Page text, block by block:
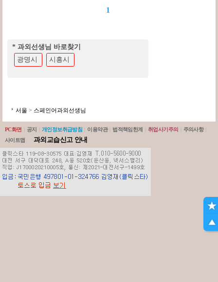
1
* 과외선생님 바로찾기
광명시
시흥시
서울 > 스페인어과외선생님
PC화면 공지 개인정보취급방침 이용약관 법적책임한계 취업사기주의 주의사항
사이트맵
과외교습신고 안내